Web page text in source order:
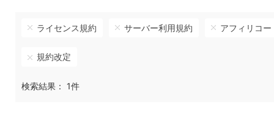
ライセンス規約 サーバー利用規約 アフィリコ
規約改定
検索結果： 1件